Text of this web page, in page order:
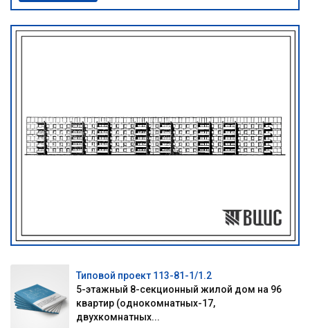
Типовой проект 113-81-1/1.2
5-этажный 8-секционный жилой дом на 96
квартир (однокомнатных-17,
двухкомнатных...